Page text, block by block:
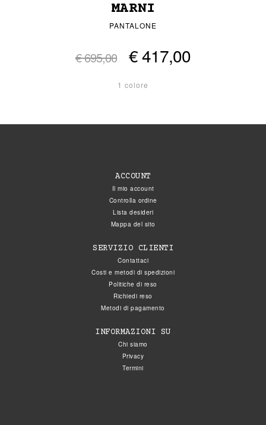
MARNI
PANTALONE
€ 695,00 € 417,00
1 colore
ACCOUNT
Il mio account
Controlla ordine
Lista desideri
Mappa del sito
SERVIZIO CLIENTI
Contattaci
Costi e metodi di spedizioni
Politiche di reso
Richiedi reso
Metodi di pagamento
INFORMAZIONI SU
Chi siamo
Privacy
Termini